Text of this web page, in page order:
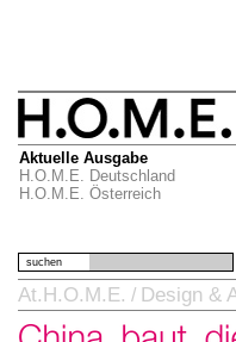
Aktuelle Ausgabe
H.O.M.E. Deutschland
H.O.M.E. Österreich
suchen
At.H.O.M.E. / Design &